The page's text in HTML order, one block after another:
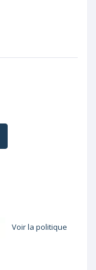
Voir la politique